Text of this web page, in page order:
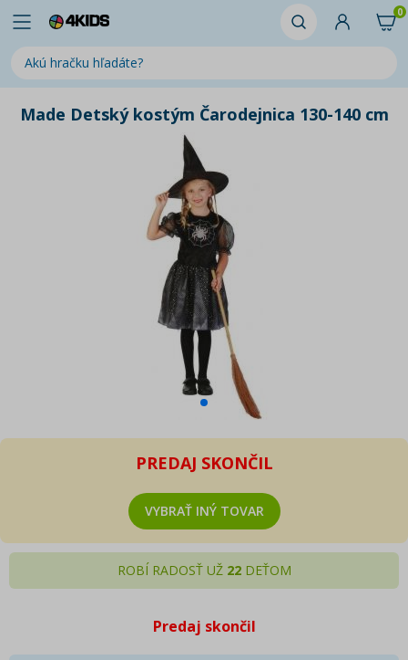
0
Made Detský kostým Čarodejnica 130-140 cm
PREDAJ SKONČIL
VYBRAŤ INÝ TOVAR
ROBÍ RADOSŤ UŽ 22DEŤOM
Predaj skončil